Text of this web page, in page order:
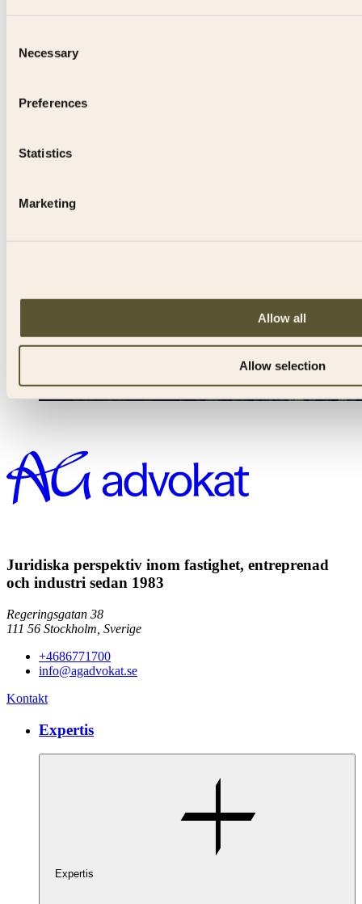
Selection
Necessary
Preferences
Statistics
Marketing
Allow all
Allow selection
Juridiska perspektiv inom fastighet, entreprenad
och industri sedan 1983
Regeringsgatan 38
111 56 Stockholm, Sverige
+4686771700
info@agadvokat.se
Kontakt
Expertis
Expertis